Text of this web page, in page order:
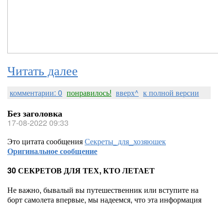
Читать далее
комментарии: 0 понравилось! вверх^ к полной версии
Без заголовка
17-08-2022 09:33
Это цитата сообщенияСекреты_для_хозяюшек
Оригинальное сообщение
30 СЕКРЕТОВ ДЛЯ ТЕХ, КТО ЛЕТАЕТ
Не важно, бывалый вы путешественник или вступите на
борт самолета впервые, мы надеемся, что эта информация